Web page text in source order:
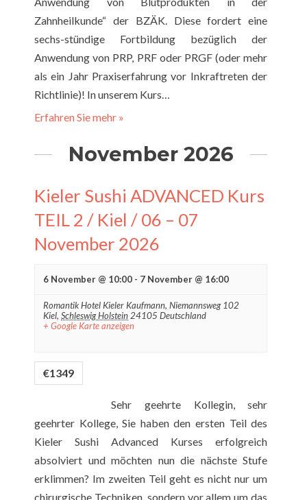
Zahnheilkunde“ der BZÄK. Diese fordert eine
sechs-stündige Fortbildung bezüglich der
Anwendung von PRP, PRF oder PRGF (oder mehr
als ein Jahr Praxiserfahrung vor Inkraftreten der
Richtlinie)! In unserem Kurs…
Erfahren Sie mehr »
November 2026
Kieler Sushi ADVANCED Kurs
TEIL 2 / Kiel / 06 – 07
November 2026
6 November @ 10:00 - 7 November @ 16:00
Romantik Hotel Kieler Kaufmann, Niemannsweg 102
Kiel, Schleswig Holstein 24105 Deutschland
+ Google Karte anzeigen
€1349
Sehr geehrte Kollegin, sehr
geehrter Kollege, Sie haben den ersten Teil des
Kieler Sushi Advanced Kurses erfolgreich
absolviert und möchten nun die nächste Stufe
erklimmen? Im zweiten Teil geht es nicht nur um
chirurgische Techniken, sondern vor allem um das